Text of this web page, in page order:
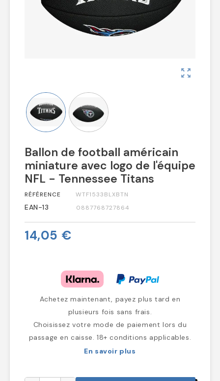
zoom_out_map
Ballon de football américain
miniature avec logo de l'équipe
NFL - Tennessee Titans
RÉFÉRENCE WTF1533BLXBTN
EAN-13 0887768727864
14,05 €
Achetez maintenant, payez plus tard en
plusieurs fois sans frais.
Choisissez votre mode de paiement lors du
passage en caisse. 18+ conditions applicables.
En savoir plus